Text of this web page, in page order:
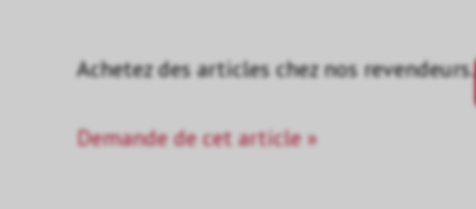
Achetez des articles chez nos revendeurs.
Demande de cet article »